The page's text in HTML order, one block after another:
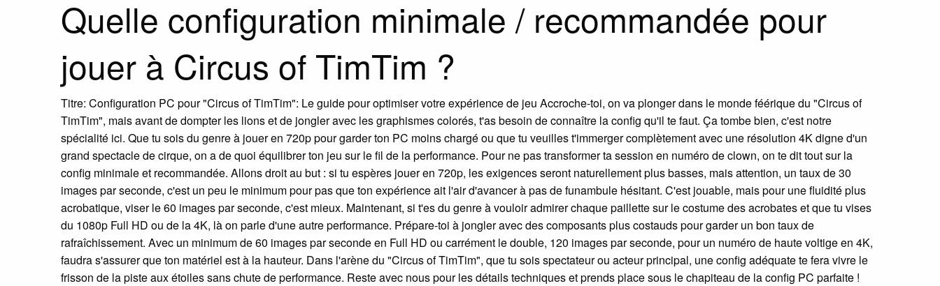
Quelle configuration minimale / recommandée pour
jouer à Circus of TimTim ?
Titre: Configuration PC pour "Circus of TimTim": Le guide pour optimiser votre expérience de jeu Accroche-toi, on va plonger dans le monde féérique du "Circus of
TimTim", mais avant de dompter les lions et de jongler avec les graphismes colorés, t'as besoin de connaître la config qu'il te faut. Ça tombe bien, c'est notre
spécialité ici. Que tu sois du genre à jouer en 720p pour garder ton PC moins chargé ou que tu veuilles t'immerger complètement avec une résolution 4K digne d'un
grand spectacle de cirque, on a de quoi équilibrer ton jeu sur le fil de la performance. Pour ne pas transformer ta session en numéro de clown, on te dit tout sur la
config minimale et recommandée. Allons droit au but : si tu espères jouer en 720p, les exigences seront naturellement plus basses, mais attention, un taux de 30
images par seconde, c'est un peu le minimum pour pas que ton expérience ait l'air d'avancer à pas de funambule hésitant. C'est jouable, mais pour une fluidité plus
acrobatique, viser le 60 images par seconde, c'est mieux. Maintenant, si t'es du genre à vouloir admirer chaque paillette sur le costume des acrobates et que tu vises
du 1080p Full HD ou de la 4K, là on parle d'une autre performance. Prépare-toi à jongler avec des composants plus costauds pour garder un bon taux de
rafraîchissement. Avec un minimum de 60 images par seconde en Full HD ou carrément le double, 120 images par seconde, pour un numéro de haute voltige en 4K,
faudra s'assurer que ton matériel est à la hauteur. Dans l'arène du "Circus of TimTim", que tu sois spectateur ou acteur principal, une config adéquate te fera vivre le
frisson de la piste aux étoiles sans chute de performance. Reste avec nous pour les détails techniques et prends place sous le chapiteau de la config PC parfaite !